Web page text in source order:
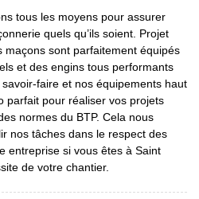
tous les moyens pour assurer
quels qu’ils soient. Projet
maçons sont parfaitement équipés
et des engins tous performants
faire et nos équipements haut
parfait pour réaliser vos projets
normes du BTP. Cela nous
nos tâches dans le respect des
entreprise si vous êtes à Saint
de votre chantier.